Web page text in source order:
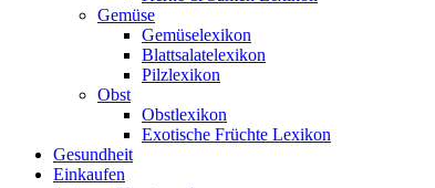
Gemüse
Gemüselexikon
Blattsalatelexikon
Pilzlexikon
Obst
Obstlexikon
Exotische Früchte Lexikon
Gesundheit
Einkaufen